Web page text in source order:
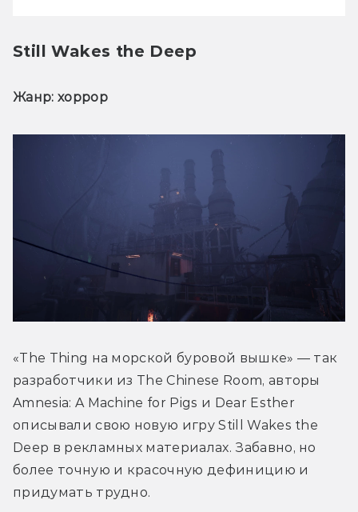
Still Wakes the Deep
Жанр: хоррор
«The Thing на морской буровой вышке» — так
разработчики из The Chinese Room, авторы
Amnesia: A Machine for Pigs и Dear Esther
описывали свою новую игру Still Wakes the
Deep в рекламных материалах. Забавно, но
более точную и красочную дефиницию и
придумать трудно.